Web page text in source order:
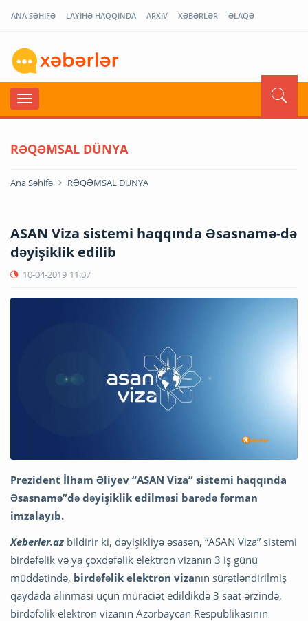
ANA SƏHİFƏ LAYİHƏ HAQQINDA ARXİV XƏBƏRLƏR ƏLAQƏ
RƏQƏMSAL DÜNYA
Ana Səhifə RƏQƏMSAL DÜNYA
ASAN Viza sistemi haqqında Əsasnamə-də
dəyişiklik edilib
10-04-2019 11:07
Prezident İlham Əliyev “ASAN Viza” sistemi haqqında
Əsasnamə”də dəyişiklik edilməsi barədə fərman
imzalayıb.
Xeberler.az bildirir ki, dəyişikliyə əsasən, “ASAN Viza” sistemi
birdəfəlik və ya çoxdəfəlik elektron vizanın 3 iş günü
müddətində, birdəfəlik elektron vizanın sürətləndirilmiş
qaydada alınması üçün müraciət edildikdə 3 saat ərzində,
birdəfəlik elektron vizanın Azərbaycan Respublikasının